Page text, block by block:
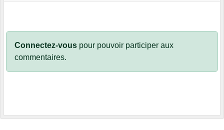
Connectez-vous pour pouvoir participer aux
commentaires.